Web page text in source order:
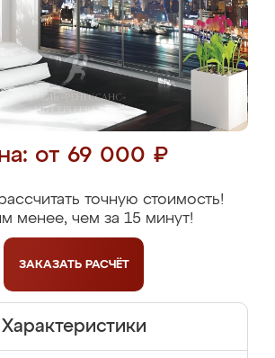
от 69 000 ₽
точную стоимость!
менее, чем за 15 минут!
ЗАКАЗАТЬ РАСЧЁТ
Характеристики